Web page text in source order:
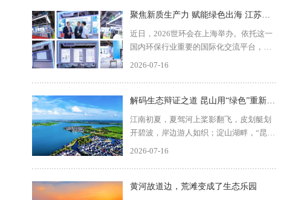
聚焦新质生产力 赋能绿色出海 江苏环保产业组团亮相2026世环会
近日，2026世环会在上海举办。依托这一
国内环保行业重要的国际化交流平台，江
苏省环保产业研究会、江苏省环境保护产
集中展示区域环...
2026-07-16
解码生态辩证之道 昆山用“绿色”重新定义城市
江南初夏，夏驾河上桨影翻飞，皮划艇划
开碧波，岸边游人如织；淀山湖畔，“昆山
之链”串起田园与古镇，骑行者的笑声散落
动化生产线。这里...
2026-07-16
黄河故道边，荒滩变成了生态乐园